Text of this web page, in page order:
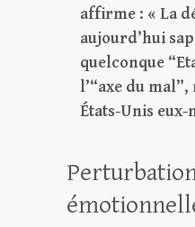
affirme : « La
aujourd’hui
quelconque
l’“axe du
États-Unis eux-